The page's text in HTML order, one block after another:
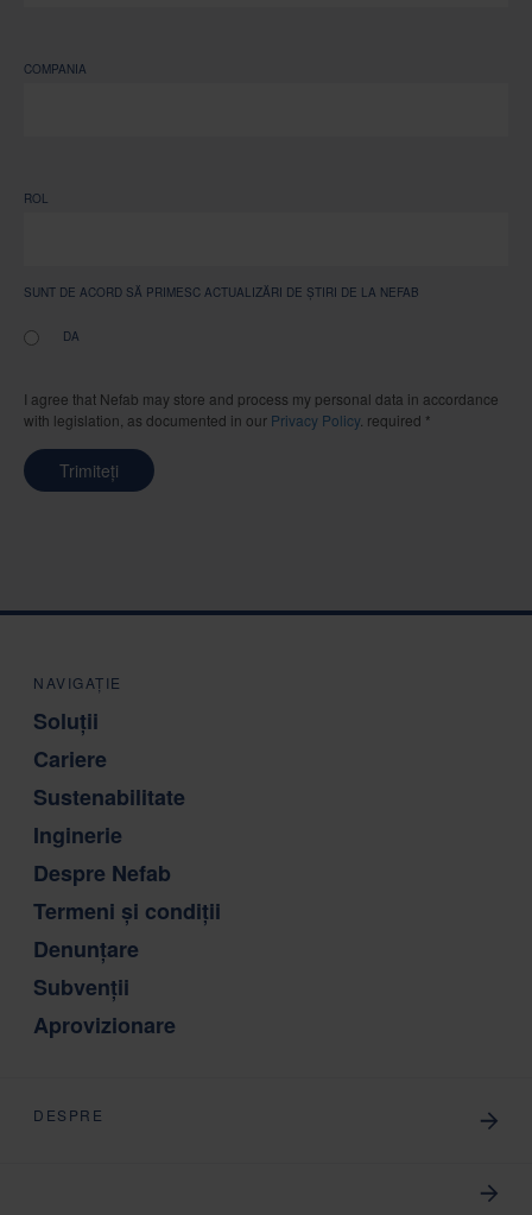
COMPANIA
ROL
SUNT DE ACORD SĂ PRIMESC ACTUALIZĂRI DE ȘTIRI DE LA NEFAB
DA
I agree that Nefab may store and process my personal data in accordance
with legislation, as documented in our Privacy Policy. required *
Trimiteți
NAVIGAȚIE
Soluții
Cariere
Sustenabilitate
Inginerie
Despre Nefab
Termeni și condiții
Denunțare
Subvenții
Aprovizionare
DESPRE